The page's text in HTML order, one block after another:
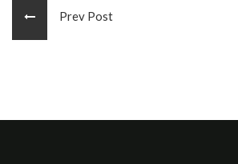
Prev Post